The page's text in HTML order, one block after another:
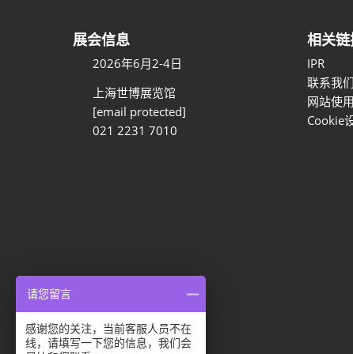
展会信息
2026年6月2-4日
上海世博展览馆
[email protected]
021 2231 7010
相关
IPR
联系我们
网站使
Cookie
隐私选项
请您留言
感谢您的关注，当前客服人员不在
线，请填写一下您的信息，我们会